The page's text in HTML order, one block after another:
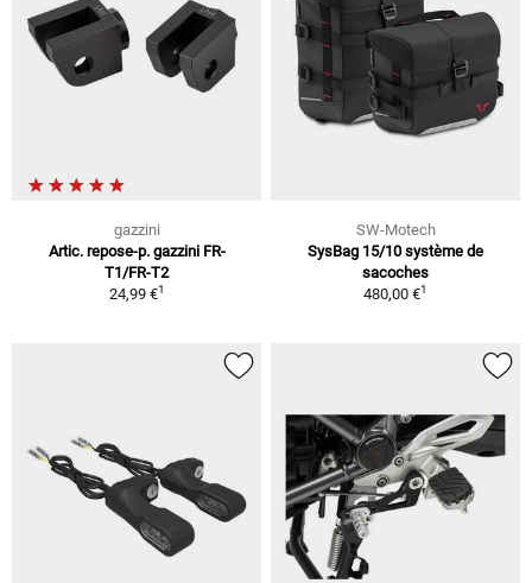
gazzini
Artic. repose-p. gazzini FR-
T1/FR-T2
24,99 €1
SW-Motech
SysBag 15/10 système de
sacoches
480,00 €1